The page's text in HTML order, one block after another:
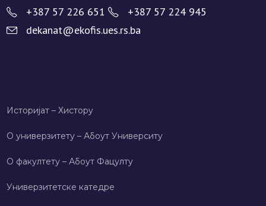
+387 57 226 651
+387 57 224 945
dekanat@ekofis.ues.rs.ba
Историјат – Хисторy
О универзитету – Абоут Университy
О факултету – Абоут Фацултy
Универзитетске катедре